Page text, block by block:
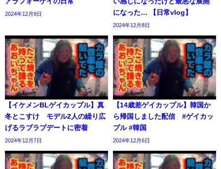
2024年12月9日
になった… 【日常vlog】
2024年12月8日
【イケメンBLゲイカップル】真
冬とこすけ モデル2人の繰り広
げるラブラブデートに密着
2024年12月7日
【14歳差ゲイカップル】韓国か
ら帰国しました配信 #ゲイカッ
プル #韓国
2024年12月6日